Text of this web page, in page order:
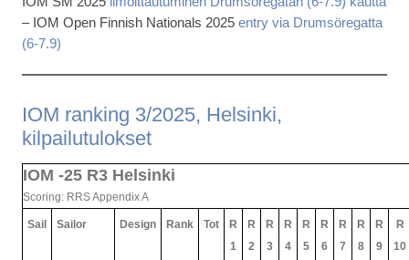
– IOM Open Finnish Nationals 2025 entry via Drumsöregatta
(6-7.9)
IOM ranking 3/2025, Helsinki,
kilpailutulokset
IOM -25 R3 Helsinki
Scoring: RRS Appendix A
Sail Sailor Design Rank Tot
R
1
R
2
R
3
R
4
R
5
R
6
R
7
R
8
R
9
R
10